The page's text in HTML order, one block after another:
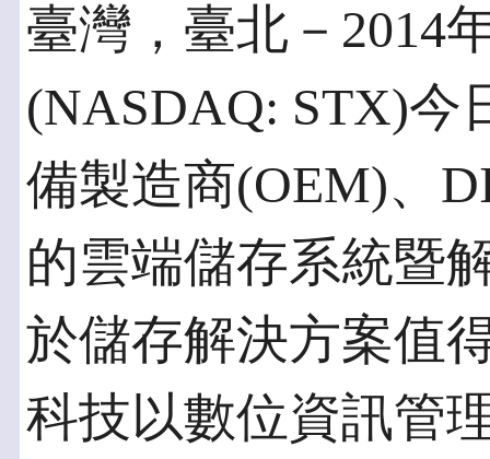
臺灣，臺北－2014
(NASDAQ: STX)今
備製造商(OEM)、
的雲端儲存系統暨
於儲存解決方案值
科技以數位資訊管